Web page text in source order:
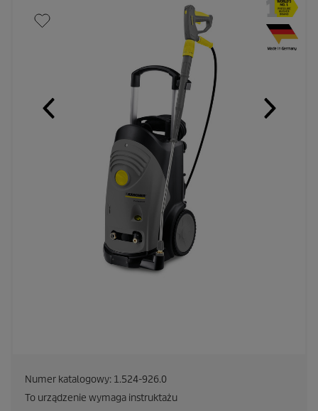
Numer katalogowy: 1.524-926.0
To urządzenie wymaga instruktażu